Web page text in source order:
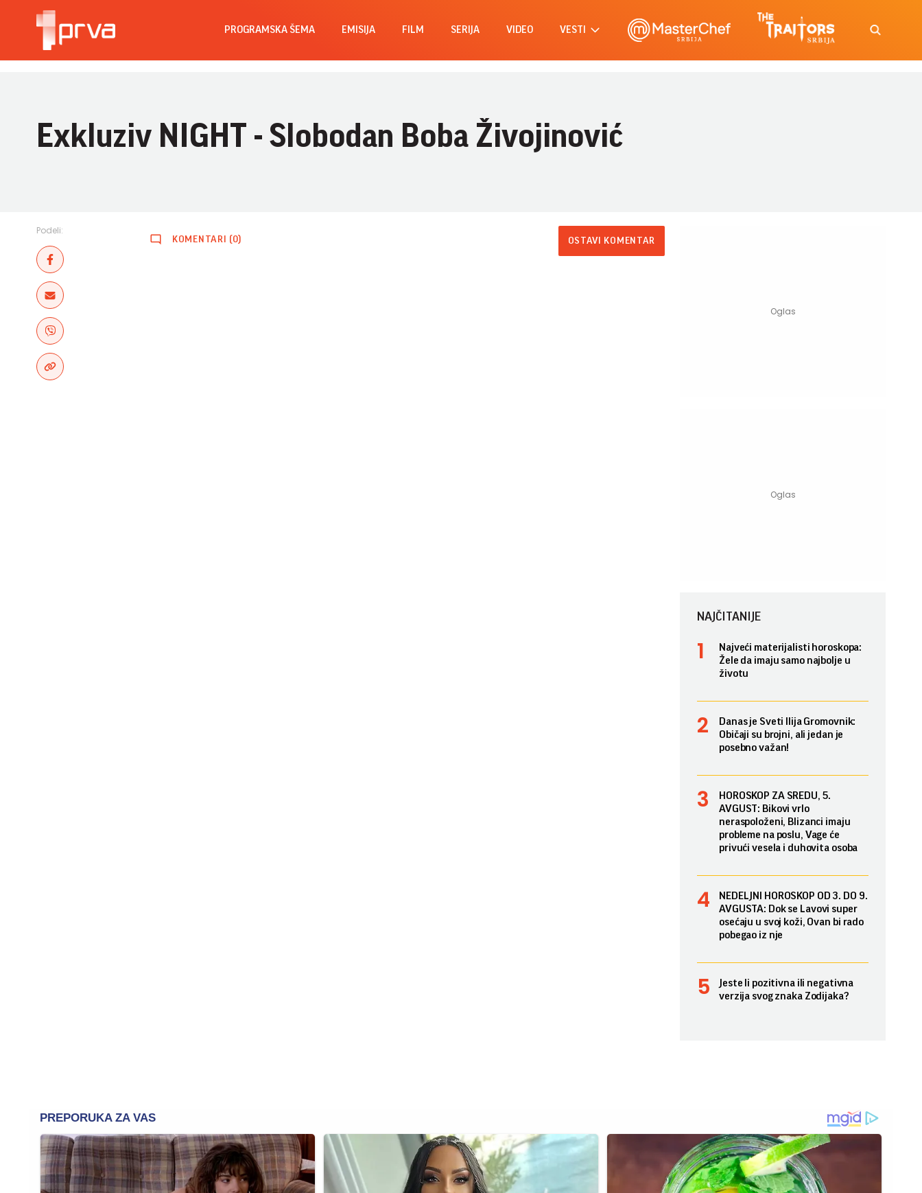
PROGRAMSKA ŠEMA EMISIJA FILM SERIJA VIDEO VESTI
Exkluziv NIGHT - Slobodan Boba Živojinović
Podeli:
KOMENTARI (0) OSTAVI KOMENTAR
NAJČITANIJE
Najveći materijalisti horoskopa:
Žele da imaju samo najbolje u
životu
Danas je Sveti Ilija Gromovnik:
Običaji su brojni, ali jedan je
posebno važan!
HOROSKOP ZA SREDU, 5.
AVGUST: Bikovi vrlo
neraspoloženi, Blizanci imaju
probleme na poslu, Vage će
privući vesela i duhovita osoba
NEDELJNI HOROSKOP OD 3. DO 9.
AVGUSTA: Dok se Lavovi super
osećaju u svoj koži, Ovan bi rado
pobegao iz nje
Jeste li pozitivna ili negativna
verzija svog znaka Zodijaka?